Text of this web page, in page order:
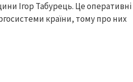
Ігор Табурець. Це оперативні
країни, тому про них